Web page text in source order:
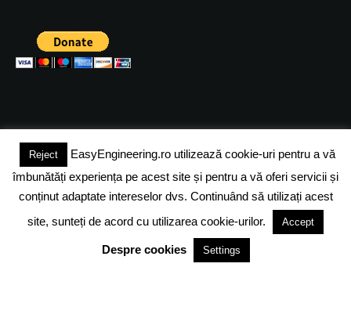
(c) 2024 - FineEngineeringMagazine. All rights reserved.
DESPRE NOI ADVERTISING JOBS DESPRE COOKIES
POLITICA DE CONFIDENTIALITATE TERMENI SI CONDITII
Reject
EasyEngineering.ro utilizează cookie-uri pentru a vă
îmbunătăți experiența pe acest site și pentru a vă oferi servicii și
conținut adaptate intereselor dvs. Continuând să utilizați acest
site, sunteți de acord cu utilizarea cookie-urilor.
Accept
Despre cookies Settings